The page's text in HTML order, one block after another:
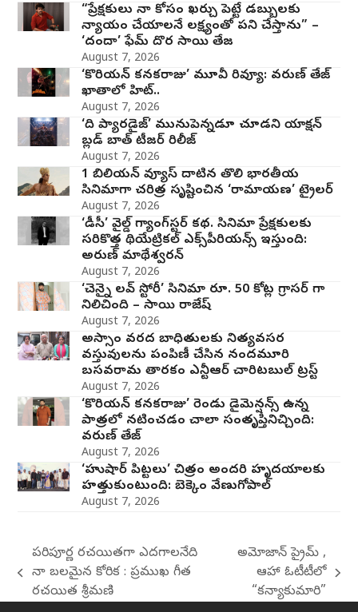
“ప్రేక్షకులు నా కోసం ఖర్చు పెట్టే డబ్బులకు
న్యాయం చేయాలనే లక్ష్యంతో పని చేస్తాను” –
‘దందా’ ఫేమ్ దొర సాయి తేజ
August 7, 2026
‘కొరియన్ కనకరాజు’ మూవీ రివ్యూ: వరుణ్ తేజ్
ఖాతాలో హిట్..
August 7, 2026
‘ది ప్యారడైజ్’ మునుపెన్నడూ చూడని యాక్షన్
బ్లడ్ బాత్ టీజర్ రిలీజ్
August 7, 2026
1 బిలియన్ వ్యూస్ దాటిన తొలి భారతీయ
సినిమాగా చరిత్ర సృష్టించిన ‘రామాయణ’ ట్రైలర్
August 7, 2026
‘డీసీ’ వైల్డ్ గ్యాంగ్‌స్టర్ కథ. సినిమా ప్రేక్షకులకు
సరికొత్త థియేట్రికల్ ఎక్స్‌పీరియన్స్ ఇస్తుంది:
అరుణ్ మాథేశ్వరన్
August 7, 2026
‘చెన్నై లవ్ స్టోరీ’ సినిమా రూ. 50 కోట్ల గ్రాసర్ గా
నిలిచింది – సాయి రాజేష్
August 7, 2026
అస్సాం వరద బాధితులకు నిత్యవసర
వస్తువులను పంపిణీ చేసిన నందమూరి
బసవరామ తారకం ఎన్టీఆర్ చారిటబుల్ ట్రస్ట్
August 7, 2026
‘కొరియన్ కనకరాజు’ రెండు డైమెన్షన్స్ ఉన్న
పాత్రలో నటించడం చాలా సంతృప్తినిచ్చింది:
వరుణ్ తేజ్
August 7, 2026
‘హుషార్‌ పిట్టలు’ చిత్రం అందరి హృదయాలకు
హత్తుకుంటుంది: బెక్కెం వేణుగోపాల్‌
August 7, 2026
previous
post:
పరిపూర్ణ రచయితగా ఎదగాలనేది
నా బలమైన కోరిక : ప్రముఖ గీత
రచయిత శ్రీమణి
post:
అమోజాన్ ప్రైమ్ ,
ఆహా ఓటీటీలో
“కన్యాకుమారి”